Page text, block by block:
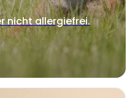
nicht allergiefrei.